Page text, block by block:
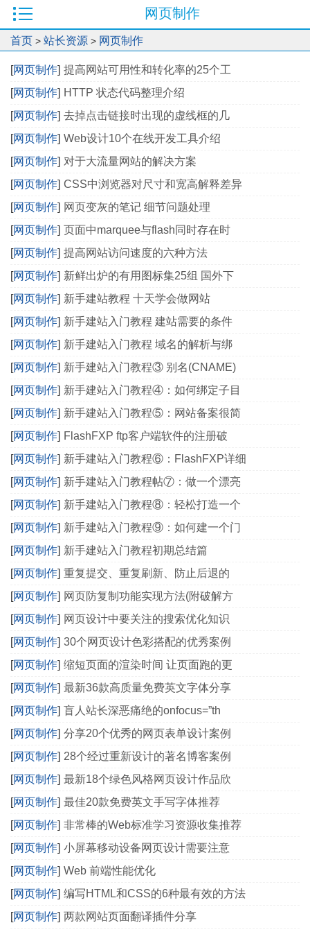
网页制作
首页 > 站长资源 > 网页制作
[网页制作] 提高网站可用性和转化率的25个工
[网页制作] HTTP 状态代码整理介绍
[网页制作] 去掉点击链接时出现的虚线框的几
[网页制作] Web设计10个在线开发工具介绍
[网页制作] 对于大流量网站的解决方案
[网页制作] CSS中浏览器对尺寸和宽高解释差异
[网页制作] 网页变灰的笔记 细节问题处理
[网页制作] 页面中marquee与flash同时存在时
[网页制作] 提高网站访问速度的六种方法
[网页制作] 新鲜出炉的有用图标集25组 国外下
[网页制作] 新手建站教程 十天学会做网站
[网页制作] 新手建站入门教程 建站需要的条件
[网页制作] 新手建站入门教程 域名的解析与绑
[网页制作] 新手建站入门教程③ 别名(CNAME)
[网页制作] 新手建站入门教程④：如何绑定子目
[网页制作] 新手建站入门教程⑤：网站备案很简
[网页制作] FlashFXP ftp客户端软件的注册破
[网页制作] 新手建站入门教程⑥：FlashFXP详细
[网页制作] 新手建站入门教程帖⑦：做一个漂亮
[网页制作] 新手建站入门教程⑧：轻松打造一个
[网页制作] 新手建站入门教程⑨：如何建一个门
[网页制作] 新手建站入门教程初期总结篇
[网页制作] 重复提交、重复刷新、防止后退的
[网页制作] 网页防复制功能实现方法(附破解方
[网页制作] 网页设计中要关注的搜索优化知识
[网页制作] 30个网页设计色彩搭配的优秀案例
[网页制作] 缩短页面的渲染时间 让页面跑的更
[网页制作] 最新36款高质量免费英文字体分享
[网页制作] 盲人站长深恶痛绝的onfocus=”th
[网页制作] 分享20个优秀的网页表单设计案例
[网页制作] 28个经过重新设计的著名博客案例
[网页制作] 最新18个绿色风格网页设计作品欣
[网页制作] 最佳20款免费英文手写字体推荐
[网页制作] 非常棒的Web标准学习资源收集推荐
[网页制作] 小屏幕移动设备网页设计需要注意
[网页制作] Web 前端性能优化
[网页制作] 编写HTML和CSS的6种最有效的方法
[网页制作] 两款网站页面翻译插件分享